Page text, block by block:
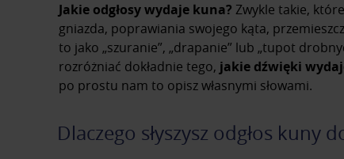
Jakie odgłosy wydaje kuna? Zwykle takie,
gniazda, poprawiania swojego kąta,
to jako „szuranie”, „drapanie” lub „tupot
rozróżniać dokładnie tego, jakie dźwięki
po prostu nam to opisz własnymi słowami.
Dlaczego słyszysz odgłos kuny